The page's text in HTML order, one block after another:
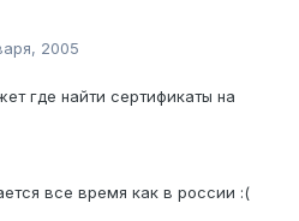
2005
где найти сертификаты на
все время как в россии :(